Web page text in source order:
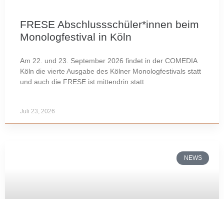
FRESE Abschlussschüler*innen beim
Monologfestival in Köln
Am 22. und 23. September 2026 findet in der COMEDIA
Köln die vierte Ausgabe des Kölner Monologfestivals statt
und auch die FRESE ist mittendrin statt
Juli 23, 2026
NEWS